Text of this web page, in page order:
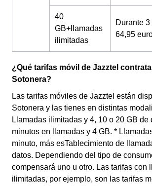
40
GB+llamadas
ilimitadas
Durante 3
64,95
¿Qué tarifas móvil de Jazztel
Sotonera?
Las tarifas móviles de Jazztel están
Sotonera y las tienes en distintas
Llamadas ilimitadas y 4, 10 o 20 GB de
minutos en llamadas y 4 GB. *
minuto, más esTablecimiento de
datos. Dependiendo del tipo de
compensará uno u otro. Las tarifas con
ilimitadas, por ejemplo, son las tarifas